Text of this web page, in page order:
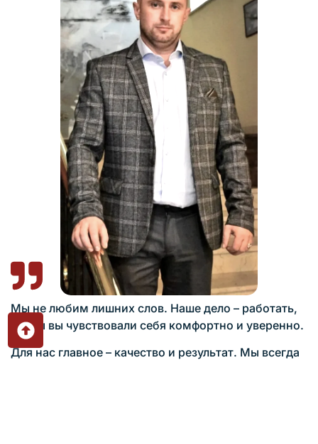
Мы не любим лишних слов. Наше дело – работать,
чтобы вы чувствовали себя комфортно и уверенно.
Для нас главное – качество и результат. Мы всегда